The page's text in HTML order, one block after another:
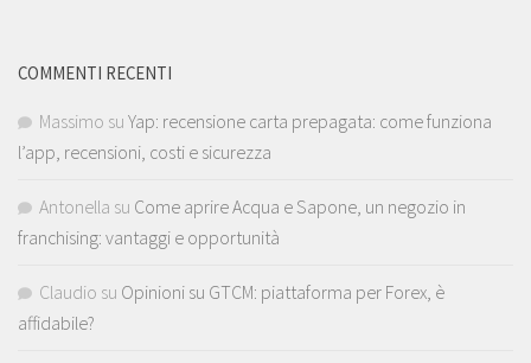
COMMENTI RECENTI
Massimo su Yap: recensione carta prepagata: come funziona
l’app, recensioni, costi e sicurezza
Antonella su Come aprire Acqua e Sapone, un negozio in
franchising: vantaggi e opportunità
Claudio su Opinioni su GTCM: piattaforma per Forex, è
affidabile?